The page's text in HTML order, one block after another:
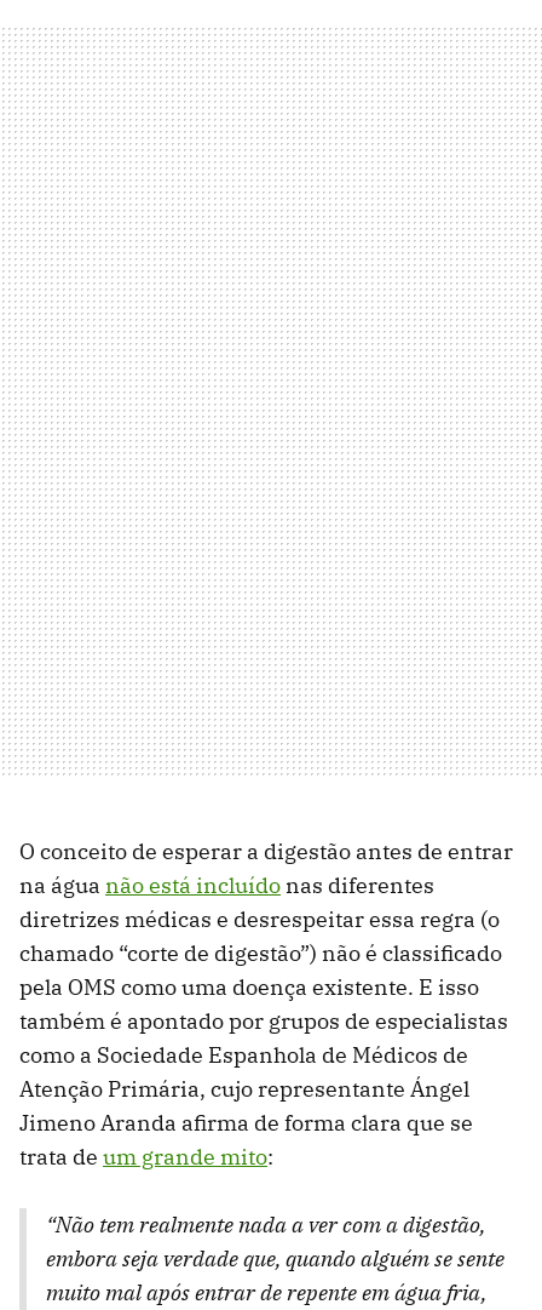
O conceito de esperar a digestão antes de entrar
na água não está incluído nas diferentes
diretrizes médicas e desrespeitar essa regra (o
chamado “corte de digestão”) não é classificado
pela OMS como uma doença existente. E isso
também é apontado por grupos de especialistas
como a Sociedade Espanhola de Médicos de
Atenção Primária, cujo representante Ángel
Jimeno Aranda afirma de forma clara que se
trata de um grande mito:
“Não tem realmente nada a ver com a digestão,
embora seja verdade que, quando alguém se sente
muito mal após entrar de repente em água fria,